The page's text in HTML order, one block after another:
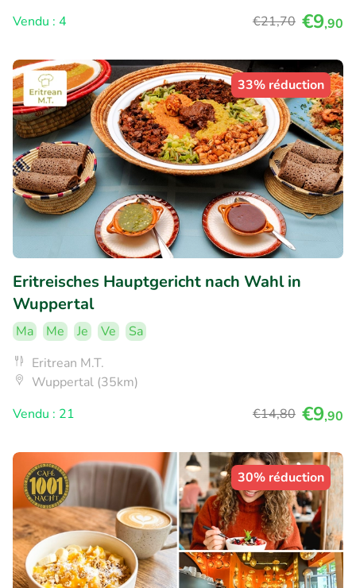
Vendu : 4
€21,70 €9,90
33% réduction
Eritreisches Hauptgericht nach Wahl in
Wuppertal
Ma Me Je Ve
Sa
Eritrean M.T.
Wuppertal (35km)
Vendu : 21
€14,80 €9,90
30% réduction